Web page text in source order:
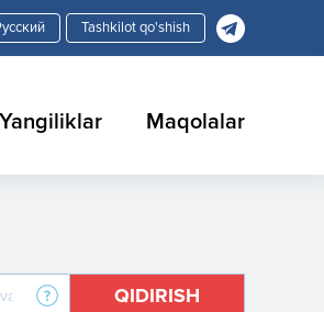
Tashkilot qo'shish
Yangiliklar Maqolalar
QIDIRISH